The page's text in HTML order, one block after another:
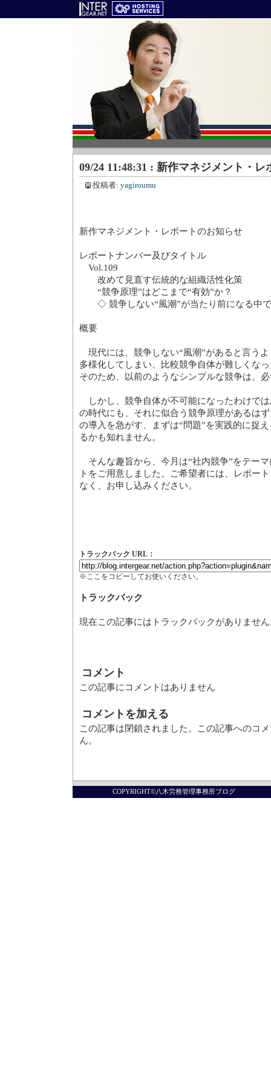
09/24 11:48:31 : 新作マネジメント・レ
投稿者: yagiroumu
新作マネジメント・レポートのお知らせ
レポートナンバー及びタイトル
Vol.109
改めて見直す伝統的な組織活性化策
“競争原理”はどこまで“有効”か？
◇ 競争しない“風潮”が当たり前になる中
概要
現代には、競争しない“風潮”があると言う
多様化してしまい、比較競争自体が難しくな
そのため、以前のようなシンプルな競争は、
しかし、競争自体が不可能になったわけで
の時代にも、それに似合う競争原理があるは
の導入を急がす、まずは“問題”を実践的に捉
るかも知れません。
そんな趣旨から、今月は“社内競争”をテー
トをご用意しました。ご希望者には、レポー
なく、お申し込みください。
トラックバック URL：
※ここをコピーしてお使いください。
トラックバック
現在この記事にはトラックバックがありませ
コメント
この記事にコメントはありません
コメントを加える
この記事は閉鎖されました。この記事へのコ
ん。
COPYRIGHT©八木労務管理事務所ブログ